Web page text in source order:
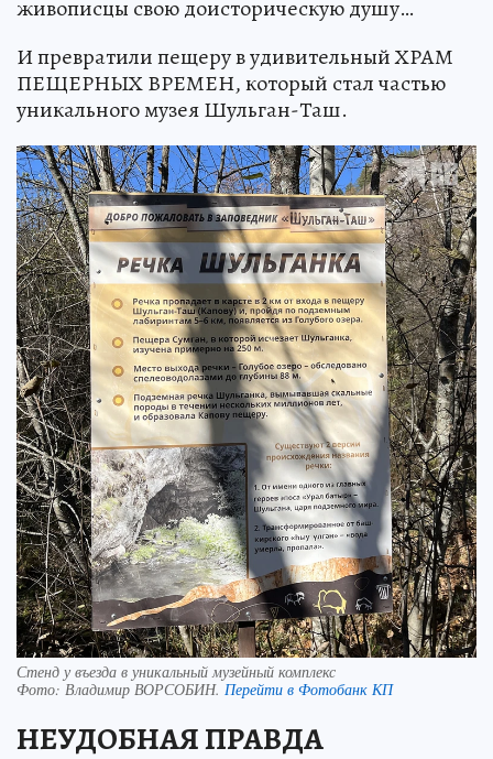
живописцы свою доисторическую душу…
И превратили пещеру в удивительный ХРАМ
ПЕЩЕРНЫХ ВРЕМЕН, который стал частью
уникального музея Шульган-Таш.
Стенд у въезда в уникальный музейный комплекс
Фото: Владимир ВОРСОБИН. Перейти в Фотобанк КП
НЕУДОБНАЯ ПРАВДА